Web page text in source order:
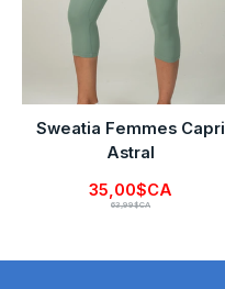
Sweatia Femmes Capri
Astral
35,00$CA
63,99$CA